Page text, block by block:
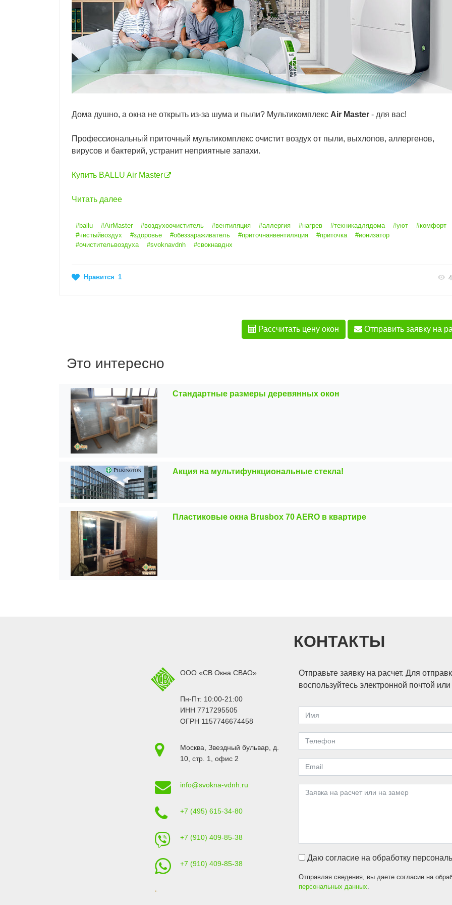
Дома душно, а окна не открыть из-за шума и пыли? Мультикомплекс Air Master - для вас!
Профессиональный приточный мультикомплекс очистит воздух от пыли, выхлопов, аллергенов,
вирусов и бактерий, устранит неприятные запахи.
Купить BALLU Air Master
Читать далее
#ballu #AirMaster #воздухоочиститель #вентиляция #аллергия #нагрев #техникадлядома #уют
#комфорт
#чистыйвоздух
#здоровье #обеззараживатель #приточнаявентиляция #приточка
#ионизатор
#очистительвоздуха
#svoknavdnh #свокнавднх
Нравится 1
Рассчитать цену окон Отправить заявку на
Это интересно
Стандартные размеры деревянных окон
Акция на мультифункциональные стекла!
Пластиковые окна Brusbox 70 AERO в квартире
КОНТАКТЫ
ООО «СВ Окна СВАО»
Пн-Пт: 10:00-21:00
ИНН 7717295505
ОГРН 1157746674458
Москва, Звездный бульвар, д.
10, стр. 1, офис 2
info@svokna-vdnh.ru
+7 (495) 615-34-80
+7 (910) 409-85-38
+7 (910) 409-85-38
Отправьте заявку на расчет. Для
воспользуйтесь электронной почтой
Даю согласие на обработку
Отправляя сведения, вы даете согласие на
персональных данных.